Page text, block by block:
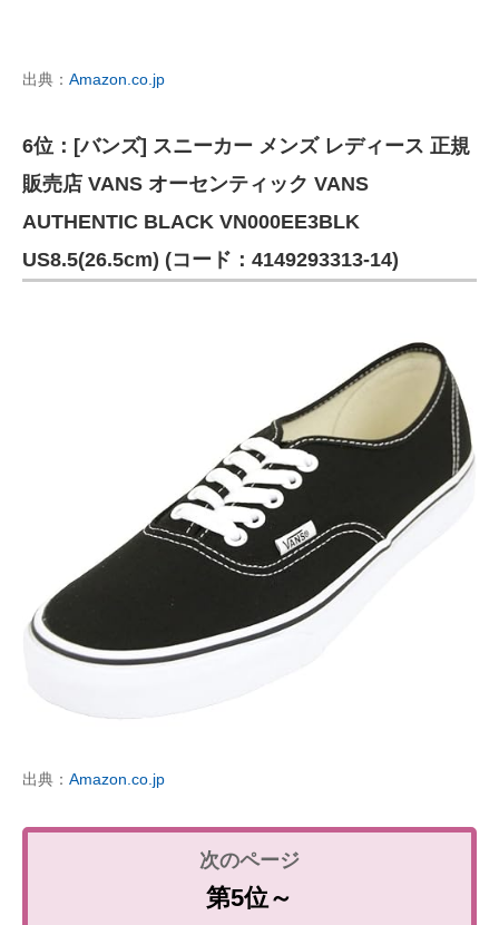
出典： Amazon.co.jp
6位：[バンズ] スニーカー メンズ レディース 正規
販売店 VANS オーセンティック VANS
AUTHENTIC BLACK VN000EE3BLK
US8.5(26.5cm) (コード：4149293313-14)
出典： Amazon.co.jp
第5位～